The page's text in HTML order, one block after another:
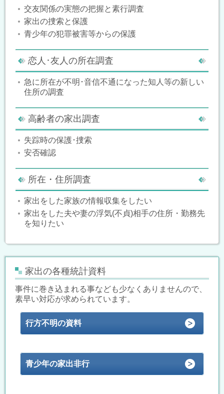
交友関係の実態の把握と素行調査
家出の捜索と保護
青少年の犯罪被害等からの保護
恋人･友人の所在調査
急に所在が不明･音信不通になった知人等の新しい
住所の調査
高齢者の家出調査
失踪時の保護･捜索
安否確認
所在・住所調査
家出をした家族の情報収集をしたい
家出をした夫や妻の浮気(不貞)相手の住所・勤務先
を知りたい
家出の各種統計資料
事件に巻き込まれる事なども少なくありませんので、
素早い対応が求められています。
行方不明の資料
青少年の家出非行